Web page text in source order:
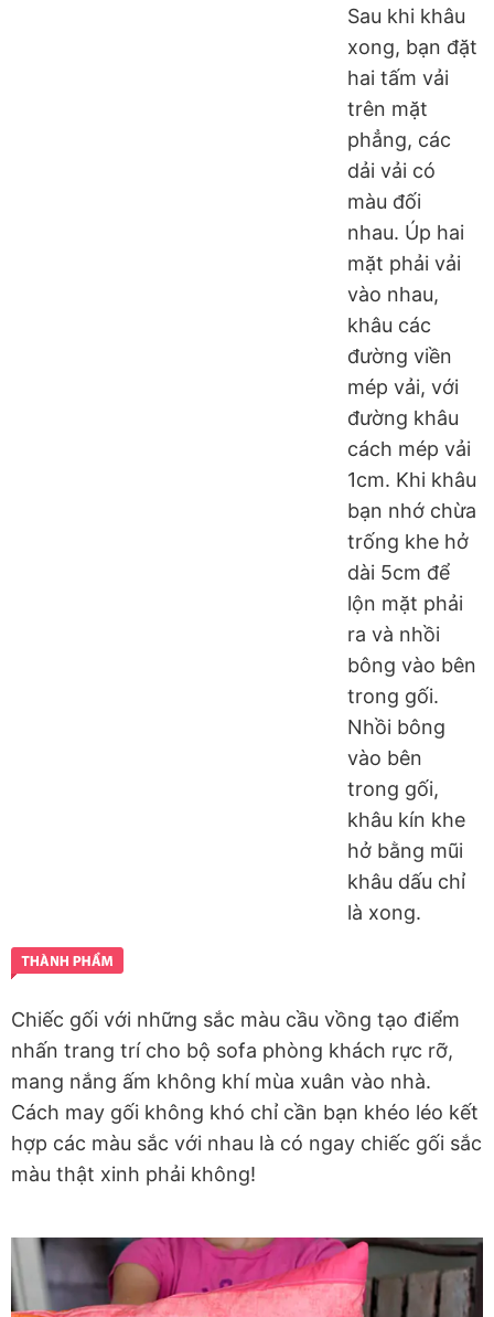
Sau khi khâu
xong, bạn đặt
hai tấm vải
trên mặt
phẳng, các
dải vải có
màu đối
nhau. Úp hai
mặt phải vải
vào nhau,
khâu các
đường viền
mép vải, với
đường khâu
cách mép vải
1cm. Khi khâu
bạn nhớ chừa
trống khe hở
dài 5cm để
lộn mặt phải
ra và nhồi
bông vào bên
trong gối.
Nhồi bông
vào bên
trong gối,
khâu kín khe
hở bằng mũi
khâu dấu chỉ
là xong.
Chiếc gối với những sắc màu cầu vồng tạo điểm
nhấn trang trí cho bộ sofa phòng khách rực rỡ,
mang nắng ấm không khí mùa xuân vào nhà.
Cách may gối không khó chỉ cần bạn khéo léo kết
hợp các màu sắc với nhau là có ngay chiếc gối sắc
màu thật xinh phải không!